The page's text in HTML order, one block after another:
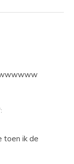
toen ik de